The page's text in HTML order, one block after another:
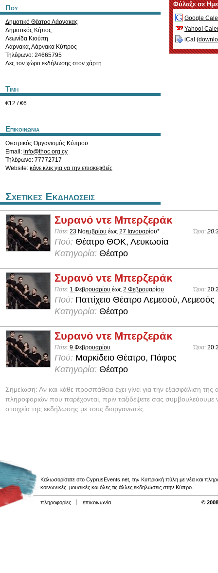
Που
Δημοτικό Θέατρο Λάρνακας
Δημοτικός Κήπος
Λεωνίδα Κιούπη
Λάρνακα,Λάρνακα Κύπρος
Τηλέφωνο: 24665795
Δες τον χώρο εκδήλωσης στον χάρτη
Τιμη
€12 / €6
Επικοινωνια
Θεατρικός Οργανισμός Κύπρου
Email: info@thoc.org.cy
Τηλέφωνο: 77772717
Website: κάνε κλικ για να την επισκεφθείς
Φύλαξε σε
Google
Yahoo!
iCal (
Σχετικες Εκδηλωσεις
Συρανό ντε Μπερζεράκ
Πότε: 23 Νοεμβρίου έως 27 Ιανουαρίου* Ώρα:
Πού: Θέατρο ΘΟΚ, Λευκωσία
Κατηγορία: Θέατρο
Συρανό ντε Μπερζεράκ
Πότε: 1 Φεβρουαρίου έως 2 Φεβρουαρίου Ώρα:
Πού: Παττίχειο Θέατρο Λεμεσού, Λεμεσός
Κατηγορία: Θέατρο
Συρανό ντε Μπερζεράκ
Πότε: 9 Φεβρουαρίου Ώρα:
Πού: Μαρκίδειο Θέατρο, Πάφος
Κατηγορία: Θέατρο
Σημείωση: Αν και κάθε προσπάθεια έχει γίνει για την εξασφάλιση της
πληροφοριών που παρέχονται, πριν ταξιδέψετε σας συμβουλεύουμε
στοιχεία της εκδήλωσης με τους διοργανωτές.
Καλωσορίσατε στο CyprusEvents.net, την Κυπριακή πύλη με νέα και
κοινωνικές, μουσικές και όλες τις άλλες εκδηλώσεις στην Κύπρο.
πληροφορίες επικοινωνία ©